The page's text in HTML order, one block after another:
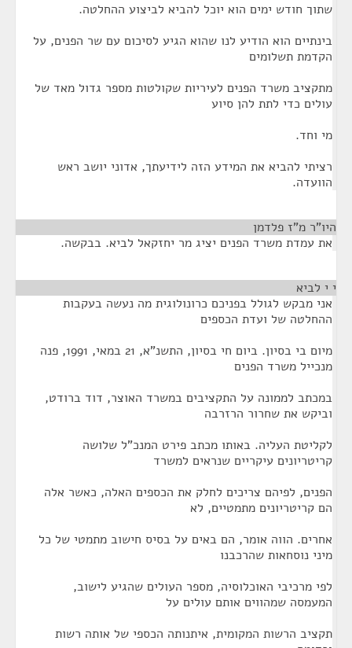
שתוך חודש ימים הוא יוכל להביא לביצוע ההחלטה.
בינתיים הוא הודיע לנו שהוא הגיע לסיכום עם שר הפנים, על
הקדמת תשלומים
מתקציב משרד הפנים לעיריות שקולטות מספר גדול מאד של
עולים כדי לתת להן סיוע
מי וחד.
רציתי להביא את המידע הזה לידיעתך, אדוני יושב ראש
הוועדה.
היו"ר מ"ז פלדמן
את עמדת משרד הפנים יציג מר יחזקאל לביא. בבקשה.
י י לביא
אני מבקש לגולל בפניכם כרונולוגית מה נעשה בעקבות
ההחלטה של ועדת הכספים
מיום בי בסיון. ביום חי בסיון, התשנ"א, 21 במאי, 1991, פנה
מנכייל משרד הפנים
במכתב לממונה על התקציבים במשרד האוצר, דוד ברודט,
וביקש את שחרור הרזרבה
לקליטת העליה. באותו מכתב פירט המנכ"ל שלושה
קריטריונים עיקריים שנראים למשרד
הפנים, לפיהם צריכים לחלק את הכספים האלה, כאשר אלה
הם קריטריונים מתמטיים, לא
אחרים. הווה אומר, הם באים על בסיס חישוב מתמטי של כל
מיני נוסחאות שהרכבנו
לפי מרכיבי האוכלוסיה, מספר העולים שהגיע לישוב,
המעמסה שמהווים אותם עולים על
תקציב הרשות המקומית, איתנותה הכספי של אותה רשות